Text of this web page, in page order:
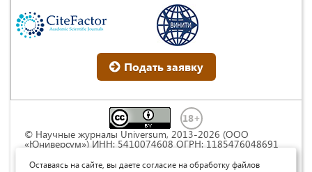
Подать заявку
© Научные журналы Universum, 2013-2026 (ООО
«Юниверсум») ИНН: 5410074608 ОГРН: 1185476048691
Commons « Attribution» («Атрибуция») 4.0
Оставаясь на сайте, вы даете согласие на обработку файлов